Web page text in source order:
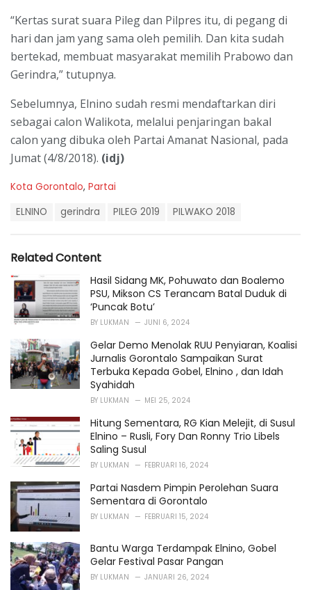
“Kertas surat suara Pileg dan Pilpres itu, di pegang di
hari dan jam yang sama oleh pemilih. Dan kita sudah
bertekad, membuat masyarakat memilih Prabowo dan
Gerindra,” tutupnya.
Sebelumnya, Elnino sudah resmi mendaftarkan diri
sebagai calon Walikota, melalui penjaringan bakal
calon yang dibuka oleh Partai Amanat Nasional, pada
Jumat (4/8/2018). (idj)
C
r
i
e
s
Kota Gorontalo, Partai
:
ELNINO gerindra PILEG 2019 PILWAKO 2018
Related Content
Hasil Sidang MK, Pohuwato dan Boalemo
PSU, Mikson CS Terancam Batal Duduk di
‘Puncak Botu’
BY LUKMAN JUNI 6, 2024
Gelar Demo Menolak RUU Penyiaran, Koalisi
Jurnalis Gorontalo Sampaikan Surat
Terbuka Kepada Gobel, Elnino , dan Idah
Syahidah
BY LUKMAN MEI 25, 2024
Hitung Sementara, RG Kian Melejit, di Susul
Elnino – Rusli, Fory Dan Ronny Trio Libels
Saling Susul
BY LUKMAN FEBRUARI 16, 2024
Partai Nasdem Pimpin Perolehan Suara
Sementara di Gorontalo
BY LUKMAN FEBRUARI 15, 2024
Bantu Warga Terdampak Elnino, Gobel
Gelar Festival Pasar Pangan
BY LUKMAN JANUARI 26, 2024